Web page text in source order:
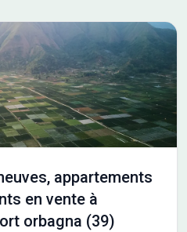
appartements
en vente à
orbagna (39)